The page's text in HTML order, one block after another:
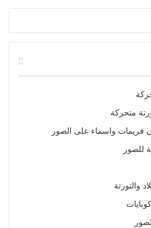
متحركة
فريمات واسماء على الصور
للصور
والتورتة